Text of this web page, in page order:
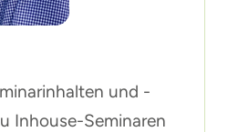
und -
Inhouse-Seminaren